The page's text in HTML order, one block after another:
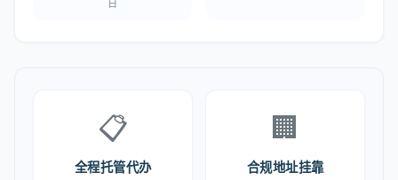
日
📋
全程托管代办
🏢
合规地址挂靠